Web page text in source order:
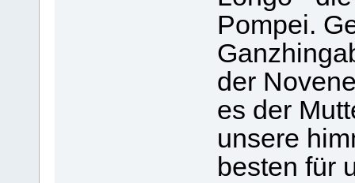
Pompei.
der
es der
unsere
besten für